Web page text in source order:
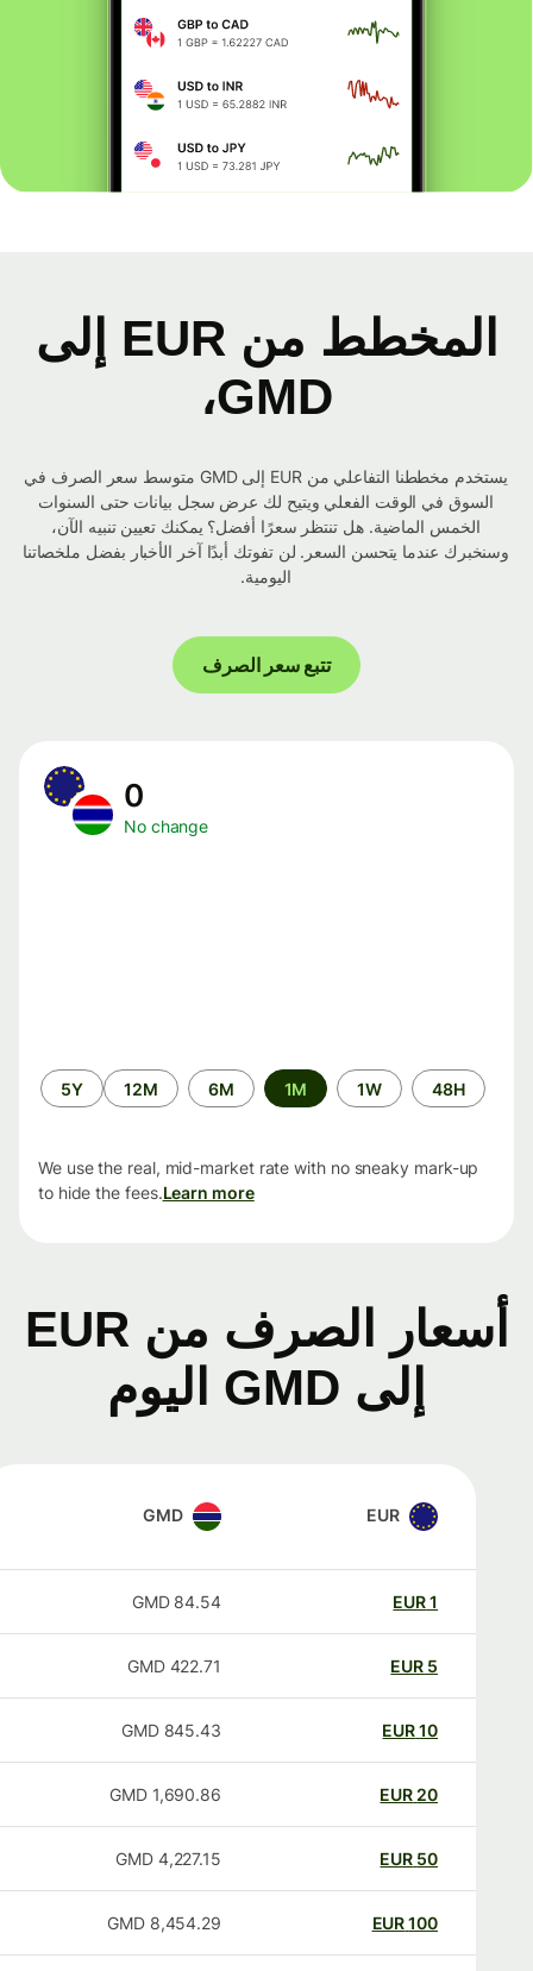
المخطط من EUR إلى
GMD،
يستخدم مخططنا التفاعلي من EUR إلى GMD متوسط ​​سعر الصرف في
السوق في الوقت الفعلي ويتيح لك عرض سجل بيانات حتى السنوات
الخمس الماضية. هل تنتظر سعرًا أفضل؟ يمكنك تعيين تنبيه الآن،
وسنخبرك عندما يتحسن السعر. لن تفوتك أبدًا آخر الأخبار بفضل ملخصاتنا
اليومية.
تتبع سعر الصرف
No change
الفترة
الزمنية
48H
1W
1M
6M
12M
5Y
We use the real, mid-market rate with no sneaky mark-up
to hide the fees.Learn more
أسعار الصرف من EUR
إلى GMD اليوم
EUR
GMD
EUR
84.54
GMD
EUR
422.71
GMD
EUR
845.43
GMD
20
EUR
1,690.86
GMD
50
EUR
4,227.15
GMD
100
EUR
8,454.29
GMD